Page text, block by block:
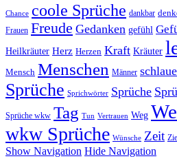
Chance coole Sprüche dankbar
Frauen Freude Gedanken gefühl
Heilkräuter Herz Herzen Kraft Kräuter
Mensch Menschen Männer
Sprüche Sprichwörter Sprüche
Sprüche wkw Tag Tun Vertrauen Weg
wkw Sprüche Wünsche Zeit
Show Navigation Hide Navigation